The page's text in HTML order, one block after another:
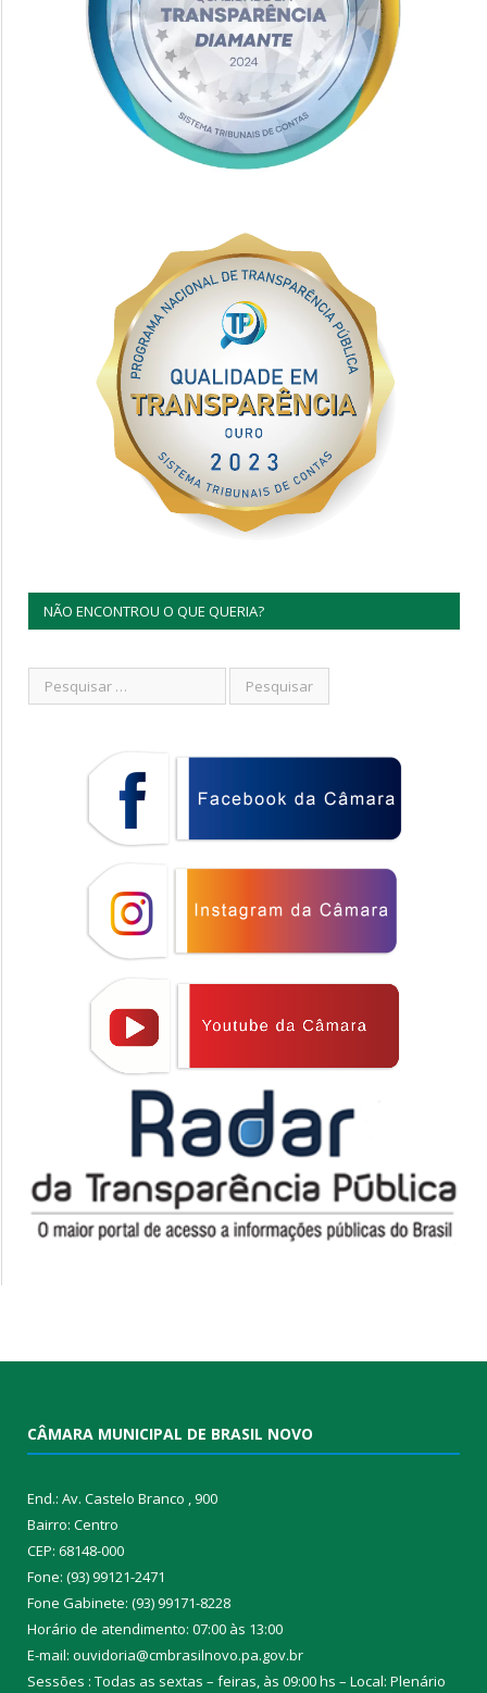
NÃO ENCONTROU O QUE QUERIA?
CÂMARA MUNICIPAL DE BRASIL NOVO
End.: Av. Castelo Branco , 900
Bairro: Centro
CEP: 68148-000
Fone: (93) 99121-2471
Fone Gabinete: (93) 99171-8228
Horário de atendimento: 07:00 às 13:00
E-mail: ouvidoria@cmbrasilnovo.pa.gov.br
Sessões : Todas as sextas – feiras, às 09:00 hs – Local: Plenário